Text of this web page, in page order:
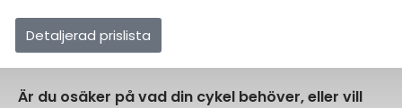
Detaljerad prislista
Är du osäker på vad din cykel behöver, eller vill